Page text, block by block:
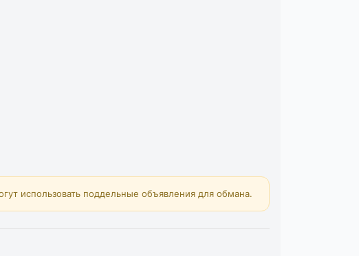
использовать поддельные объявления для обмана.